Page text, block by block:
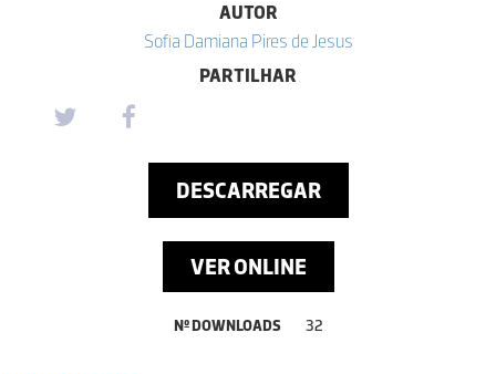
AUTOR
Sofia Damiana Pires de Jesus
PARTILHAR
DESCARREGAR
VER ONLINE
Nº DOWNLOADS 32